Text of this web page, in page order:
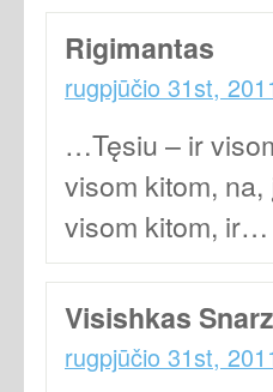
Rigimantas
rugpjūčio 31st,
…Tęsiu – ir
visom kitom,
visom kitom, ir…
Visishkas
rugpjūčio 31st,